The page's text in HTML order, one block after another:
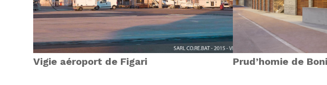
Vigie aéroport de Figari Prud’homie de